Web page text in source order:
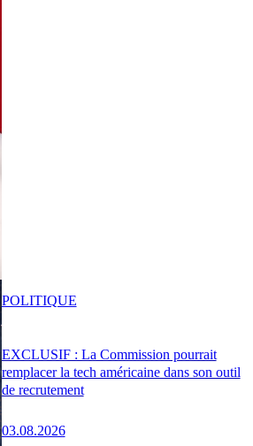
EXCLUSIF : La Commission pourrait
remplacer la tech américaine dans son outil
de recrutement
03.08.2026
POLITIQUE